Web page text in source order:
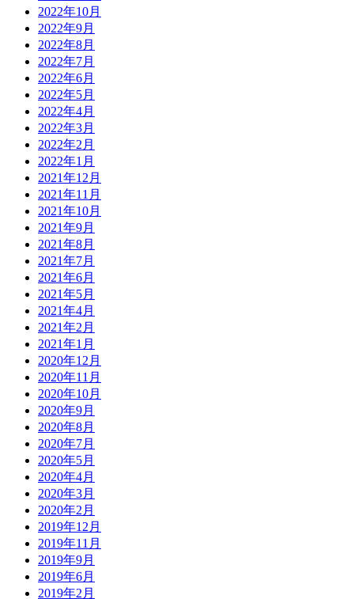
2022年10月
2022年9月
2022年8月
2022年7月
2022年6月
2022年5月
2022年4月
2022年3月
2022年2月
2022年1月
2021年12月
2021年11月
2021年10月
2021年9月
2021年8月
2021年7月
2021年6月
2021年5月
2021年4月
2021年2月
2021年1月
2020年12月
2020年11月
2020年10月
2020年9月
2020年8月
2020年7月
2020年5月
2020年4月
2020年3月
2020年2月
2019年12月
2019年11月
2019年9月
2019年6月
2019年2月